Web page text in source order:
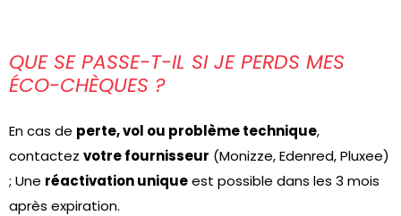
QUE SE PASSE-T-IL SI JE PERDS MES
ÉCO-CHÈQUES ?
En cas de perte, vol ou problème technique,
contactez votre fournisseur (Monizze, Edenred, Pluxee)
; Une réactivation uniqueest possible dans les 3 mois
après expiration.